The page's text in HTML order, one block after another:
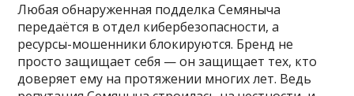
Любая обнаруженная подделка Семяныча
передаётся в отдел кибербезопасности, а
ресурсы-мошенники блокируются. Бренд не
просто защищает себя — он защищает тех, кто
доверяет ему на протяжении многих лет. Ведь